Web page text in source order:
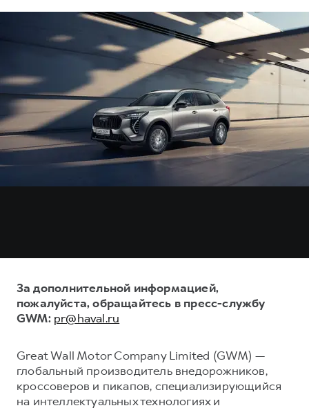
За дополнительной информацией,
пожалуйста, обращайтесь в пресс-службу
GWM: pr@haval.ru
Great Wall Motor Company Limited (GWM) —
глобальный производитель внедорожников,
кроссоверов и пикапов, специализирующийся
на интеллектуальных технологиях и